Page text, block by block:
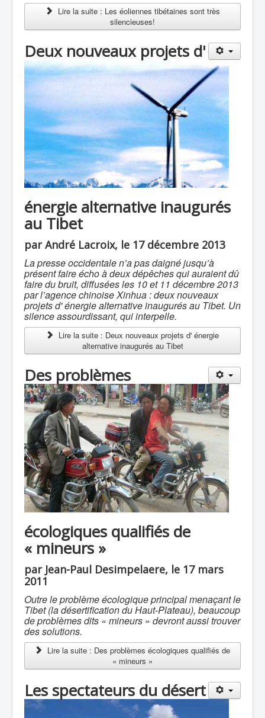
Lire la suite : Les éoliennes tibétaines sont très
silencieuses!
Deux nouveaux projets d'
énergie alternative inaugurés
au Tibet
par André Lacroix, le 17 décembre 2013
La presse occidentale n’a pas daigné jusqu’à
présent faire écho à deux dépêches qui auraient dû
faire du bruit, diffusées les 10 et 11 décembre 2013
par l’agence chinoise Xinhua : deux nouveaux
projets d' énergie alternative inaugurés au Tibet. Un
silence assourdissant, qui interpelle.
Lire la suite : Deux nouveaux projets d' énergie
alternative inaugurés au Tibet
Des problèmes
écologiques qualifiés de
« mineurs »
par Jean-Paul Desimpelaere, le 17 mars
2011
Outre le problème écologique principal menaçant le
Tibet (la désertification du Haut-Plateau), beaucoup
de problèmes dits « mineurs » devront aussi trouver
des solutions.
Lire la suite : Des problèmes écologiques qualifiés de
« mineurs »
Les spectateurs du désert